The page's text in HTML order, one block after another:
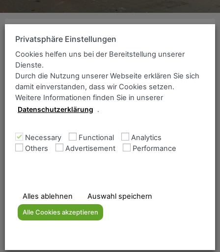
ANCOFER Search
Assortment / Grade
Türkçe
Downloads
Contact form Mülheim
Privatsphäre Einstellungen
Cookies helfen uns bei der Bereitstellung unserer
Dienste.
Durch die Nutzung unserer Webseite erklären Sie sich
damit einverstanden, dass wir Cookies setzen.
Weitere Informationen finden Sie in unserer
Datenschutzerklärung .
Necessary Functional
Analytics
Others
Advertisement Performance
Alles ablehnen Auswahl speichern
Alle Cookies akzeptieren